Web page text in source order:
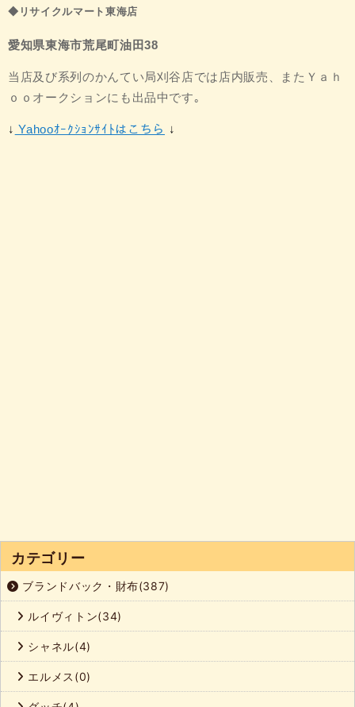
◆リサイクルマート東海店
愛知県東海市荒尾町油田38
当店及び系列のかんてい局刈谷店では店内販売、
またＹａｈ
ｏｏオークションにも出品中です｡
↓ Yahooｵｰｸｼｮﾝｻｲﾄはこちら ↓
カテゴリー
ブランドバック・財布(387)
ルイヴィトン(34)
シャネル(4)
エルメス(0)